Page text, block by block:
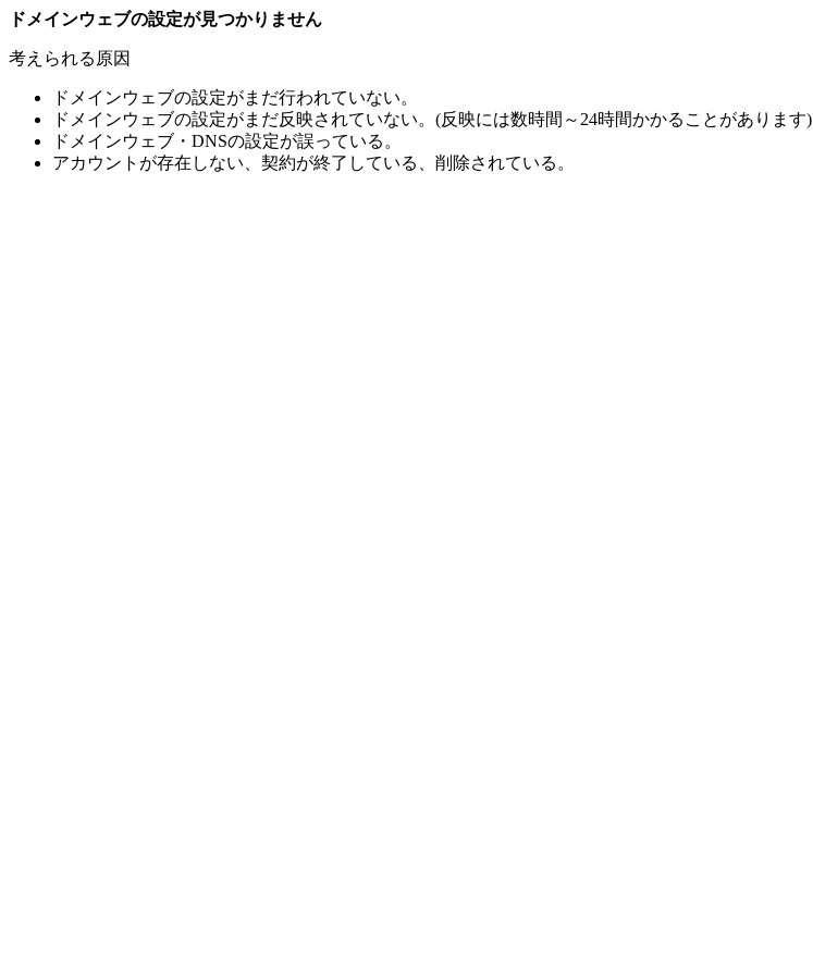
ドメインウェブの設定が見つかりません
考えられる原因
ドメインウェブの設定がまだ行われていない。
ドメインウェブの設定がまだ反映されていない。(反映には数時間～24時間かかることがあります)
ドメインウェブ・DNSの設定が誤っている。
アカウントが存在しない、契約が終了している、削除されている。